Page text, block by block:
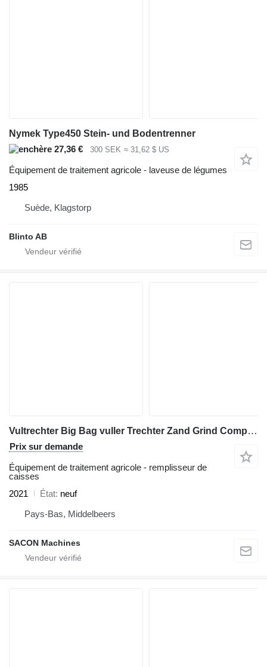
Nymek Type450 Stein- und Bodentrenner
27,36 €
300 SEK ≈ 31,62 $ US
Équipement de traitement agricole - laveuse de légumes
1985
Suède, Klagstorp
Blinto AB
Vultrechter Big Bag vuller Trechter Zand Grind Compost VT-LS
Prix sur demande
Équipement de traitement agricole - remplisseur de
caisses
2021
État neuf
Pays-Bas, Middelbeers
SACON Machines